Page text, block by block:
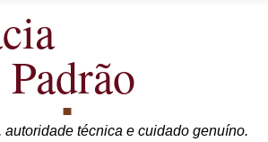
autoridade técnica e cuidado genuíno.